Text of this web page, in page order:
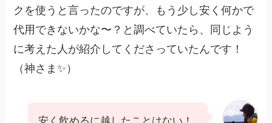
クを使うと言ったのですが、もう少し安く何かで
代用できないかな〜？と調べていたら、同じよう
に考えた人が紹介してくださっていたんです！
（神さま✨）